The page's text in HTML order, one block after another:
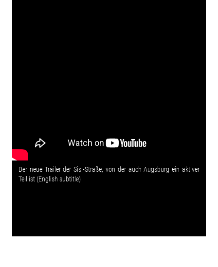
Der neue Trailer der Sisi-Straße, von der auch Augsburg ein aktiver
Teil ist (English subtitle)